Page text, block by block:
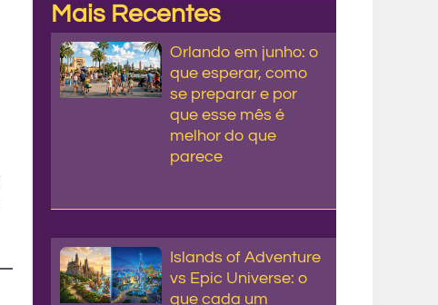
Mais Recentes
Orlando em junho: o
que esperar, como
se preparar e por
que esse mês é
melhor do que
parece
Islands of Adventure
vs Epic Universe: o
que cada um